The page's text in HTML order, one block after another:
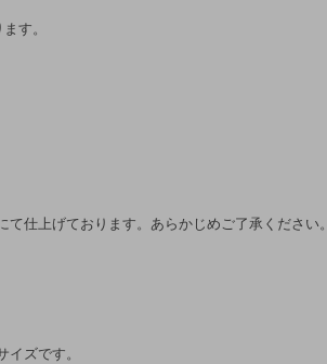
す。
仕上げております。あらかじめご了承ください。
ズです。